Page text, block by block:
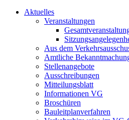
Aktuelles
Veranstaltungen
Aus dem
Amtliche
Stellenangebote
Ausschreibungen
Mitteilungsblatt
Informationen VG
Broschüren
Bauleitplanverfahren